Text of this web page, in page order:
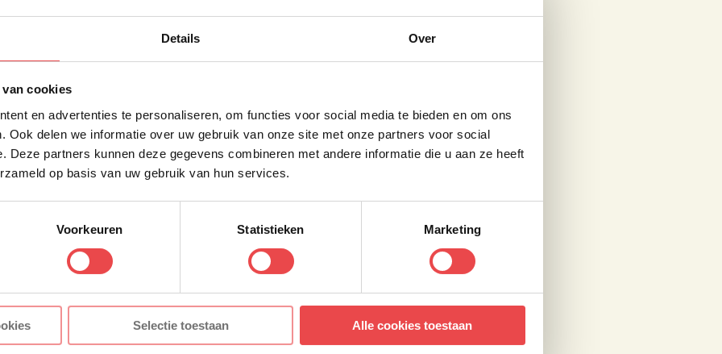
Details Over
cookies
en advertenties te personaliseren, om functies voor social media te bieden en om ons
Ook delen we informatie over uw gebruik van onze site met onze partners voor social
Deze partners kunnen deze gegevens combineren met andere informatie die u aan ze heeft
op basis van uw gebruik van hun services.
Voorkeuren Statistieken Marketing
Selectie toestaan Alle cookies toestaan
is kunnen de Smokey BBQ worstjes gerookt worden. Strooi een
30 minuten de kerntemperatuur van de worstjes, deze moet 72 graden
nog onder de 72 graden Celisius, controleer dan nogmaals
tot de worstjes gaar zijn. Als de worstjes gaar zijn haal je ze van de
de ingrediënten
BBQ rustig op temperatuur aan het komen is kunnen we alle
zetten. Begin met het schoonmaken van de ui en de knoflook. De ui en
gesnipperd worden. Maak de pot met bruine bonen open en spoel de
water. Zo zorg je er voor dat het (plakkerige) vocht van de